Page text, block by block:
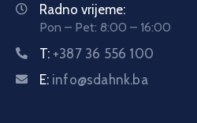
Radno vrijeme:
Pon – Pet: 8:00 – 16:00
T: +387 36 556 100
E: info@sdahnk.ba